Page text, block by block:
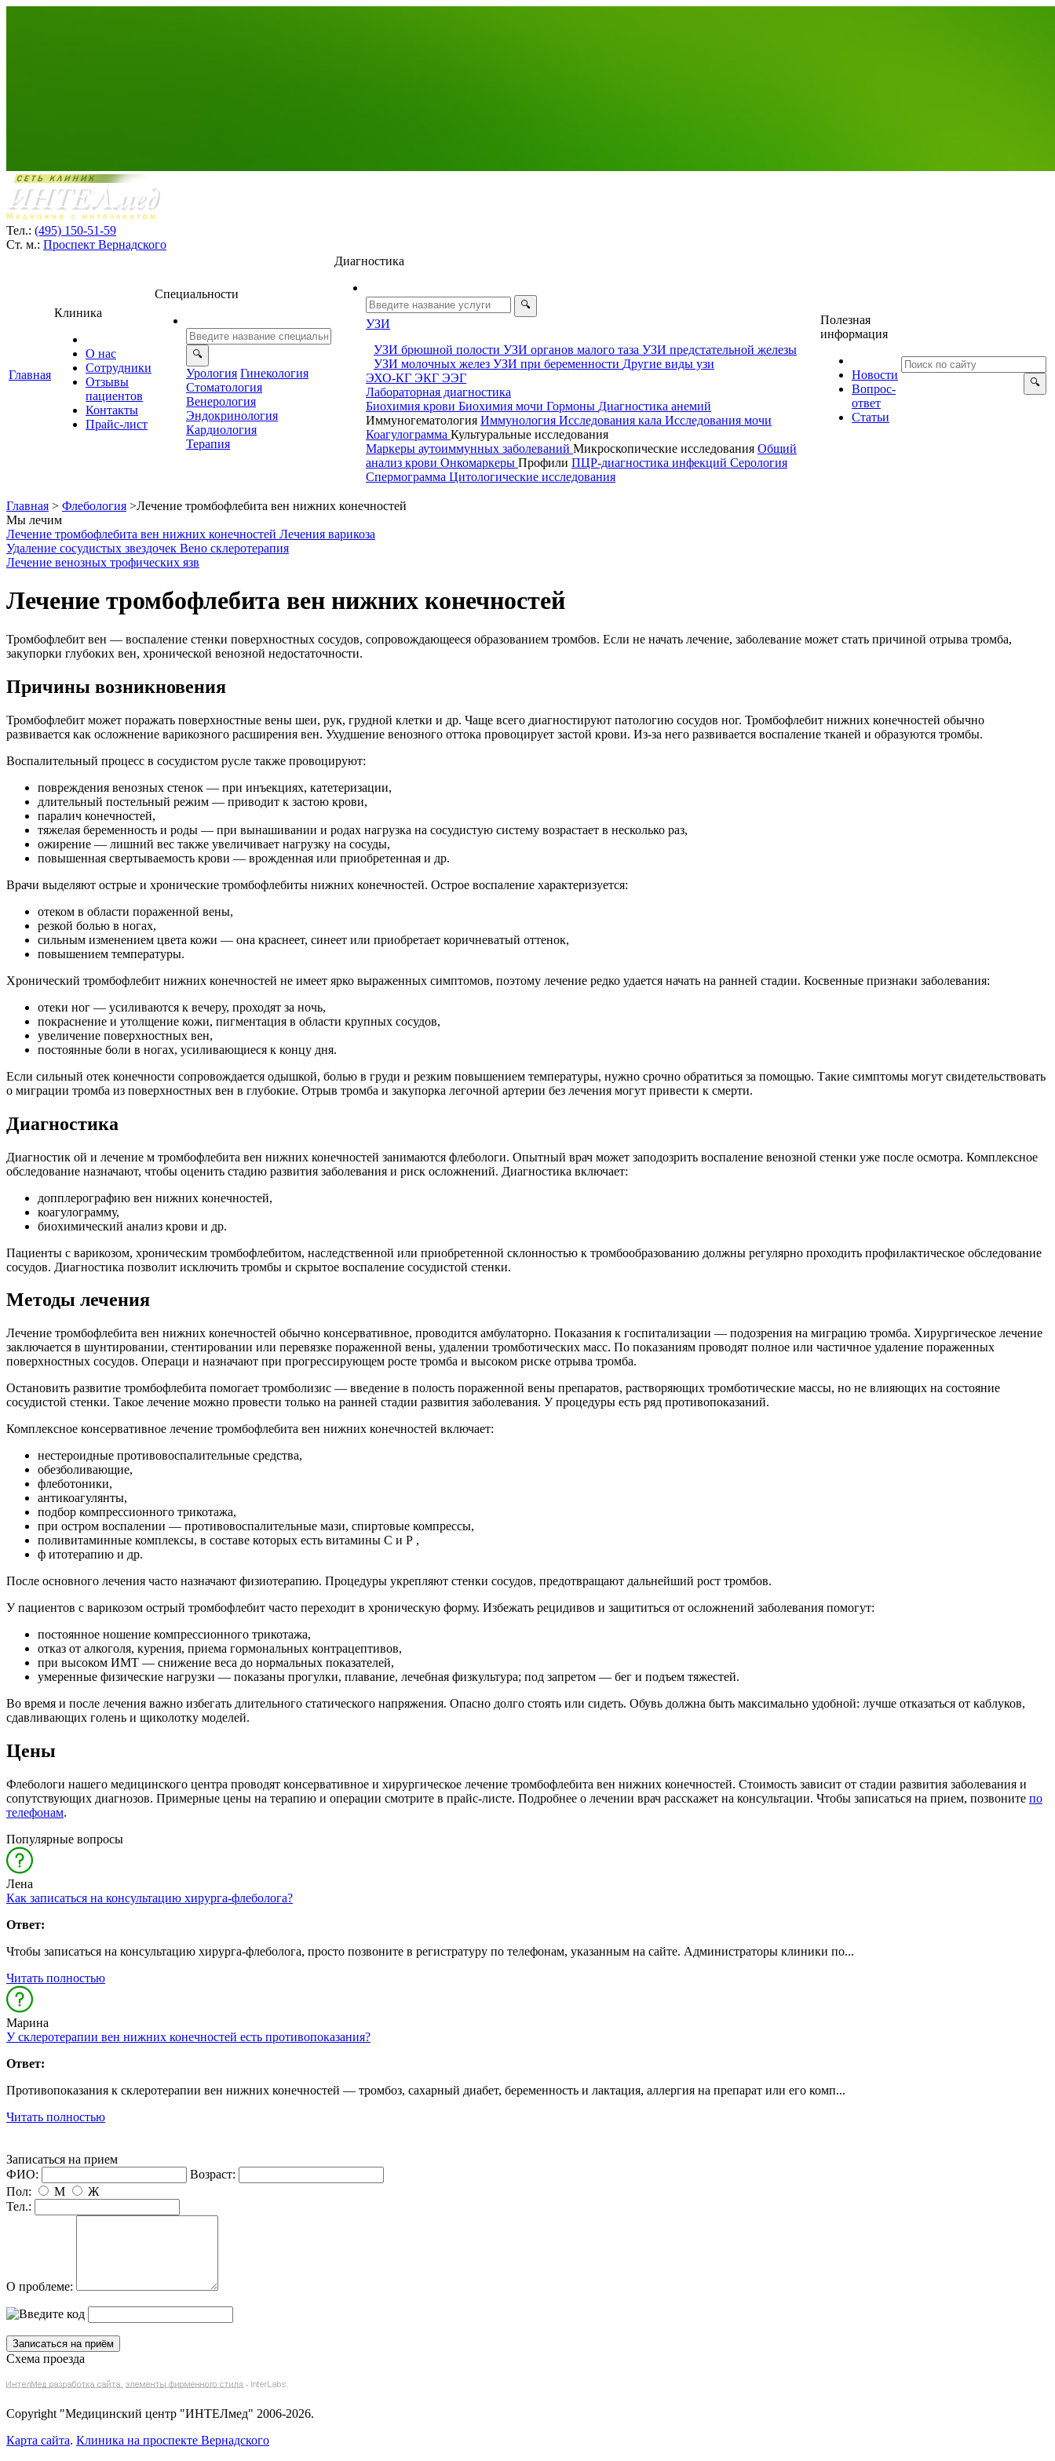
Тел.: (495) 150-51-59
Ст. м.: Проспект Вернадского
Главная
Клиника
О нас
Сотрудники
Отзывы
ациенто
Контакты
Прайс-лист
Специальности
Урология Гинекология
Стоматология
енерология
Эндокринология
Кардиология
Терапия
Диагностика
УЗИ
УЗИ брюшной полости УЗИ органов малого таза УЗИ предстательной железы
УЗИ молочных желез УЗИ при беременности Другие виды узи
ЭХО-КГ ЭКГ ЭЭГ
Лабораторная диагностика
Биохимия крови Биохимия мочи Гормоны Диагностика анемий
Иммуногематология Иммунология Исследования кала Исследования мочи
Коагулограмма Культуральные исследования
Маркеры аутоиммунных заболеваний Микроскопические исследования Общий
анализ крови Онкомаркеры Профили ПЦР-диагностика инфекций Серология
Спермограмма Цитологические исследования
Полезная
информация
Новости
опрос-
ответ
Статьи
Главная > Флебология >Лечение тромбофлебита вен нижних конечностей
Мы лечим
Лечение тромбофлебита вен нижних конечностей Лечения варикоза
Удаление сосудистых звездочек ено склеротерапия
Лечение венозных трофических яз
Лечение тромбофлебита вен нижних конечностей
Тромбофлебит вен — воспаление стенки поверхностных сосудов, сопровождающееся образованием тромбов. Если не начать лечение, заболевание может стать причиной отрыва тромба,
закупорки глубоких вен, хронической венозной недостаточности.
Причины возникновения
Тромбофлебит может поражать поверхностные вены шеи, рук, грудной клетки и др. Чаще всего диагностируют патологию сосудов ног. Тромбофлебит нижних конечностей обычно
развивается как осложнение варикозного расширения вен. Ухудшение венозного оттока провоцирует застой крови. Из-за него развивается воспаление тканей и образуются тромбы.
оспалительный процесс в сосудистом русле также провоцируют:
овреждения венозных стенок — при инъекциях, катетеризации,
длительный постельный режим — приводит к застою крови,
аралич конечностей,
тяжелая беременность и роды — при вынашивании и родах нагрузка на сосудистую систему возрастает в несколько раз,
ожирение — лишний вес также увеличивает нагрузку на сосуды,
овышенная свертываемость крови — врожденная или приобретенная и др.
рачи выделяют острые и хронические тромбофлебиты нижних конечностей. Острое воспаление характеризуется:
отеком в области пораженной вены,
резкой болью в ногах,
сильным изменением цвета кожи — она краснеет, синеет или приобретает коричневатый оттенок,
овышением температуры.
Хронический тромбофлебит нижних конечностей не имеет ярко выраженных симптомов, поэтому лечение редко удается начать на ранней стадии. Косвенные признаки заболевания:
отеки ног — усиливаются к вечеру, проходят за ночь,
окраснение и утолщение кожи, пигментация в области крупных сосудов,
увеличение поверхностных вен,
остоянные боли в ногах, усиливающиеся к концу дня.
Если сильный отек конечности сопровождается одышкой, болью в груди и резким повышением температуры, нужно срочно обратиться за помощью. Такие симптомы могут свидетельствовать
о миграции тромба из поверхностных вен в глубокие. Отрыв тромба и закупорка легочной артерии без лечения могут привести к смерти.
Диагностика
Диагностик ой и лечение м тромбофлебита вен нижних конечностей занимаются флебологи. Опытный врач может заподозрить воспаление венозной стенки уже после осмотра. Комплексное
обследование назначают, чтобы оценить стадию развития заболевания и риск осложнений. Диагностика включает:
допплерографию вен нижних конечностей,
коагулограмму,
иохимический анализ крови и др.
Пациенты с варикозом, хроническим тромбофлебитом, наследственной или приобретенной склонностью к тромбообразованию должны регулярно проходить профилактическое обследование
сосудов. Диагностика позволит исключить тромбы и скрытое воспаление сосудистой стенки.
Методы лечения
Лечение тромбофлебита вен нижних конечностей обычно консервативное, проводится амбулаторно. Показания к госпитализации — подозрения на миграцию тромба. Хирургическое лечение
заключается в шунтировании, стентировании или перевязке пораженной вены, удалении тромботических масс. По показаниям проводят полное или частичное удаление пораженных
оверхностных сосудов. Операци и назначают при прогрессирующем росте тромба и высоком риске отрыва тромба.
Остановить развитие тромбофлебита помогает тромболизис — введение в полость пораженной вены препаратов, растворяющих тромботические массы, но не влияющих на состояние
сосудистой стенки. Такое лечение можно провести только на ранней стадии развития заболевания. У процедуры есть ряд противопоказаний.
Комплексное консервативное лечение тромбофлебита вен нижних конечностей включает:
нестероидные противовоспалительные средства,
обезболивающие,
флеботоники,
антикоагулянты,
одбор компрессионного трикотажа,
ри остром воспалении — противовоспалительные мази, спиртовые компрессы,
оливитаминные комплексы, в составе которых есть витамины С и Р ,
ф итотерапию и др.
После основного лечения часто назначают физиотерапию. Процедуры укрепляют стенки сосудов, предотвращают дальнейший рост тромбов.
У пациентов с варикозом острый тромбофлебит часто переходит в хроническую форму. Избежать рецидивов и защититься от осложнений заболевания помогут:
остоянное ношение компрессионного трикотажа,
отказ от алкоголя, курения, приема гормональных контрацептивов,
ри высоком ИМТ — снижение веса до нормальных показателей,
умеренные физические нагрузки — показаны прогулки, плавание, лечебная физкультура; под запретом — бег и подъем тяжестей.
о время и после лечения важно избегать длительного статического напряжения. Опасно долго стоять или сидеть. Обувь должна быть максимально удобной: лучше отказаться от каблуков,
сдавливающих голень и щиколотку моделей.
Цены
Флебологи нашего медицинского центра проводят консервативное и хирургическое лечение тромбофлебита вен нижних конечностей. Стоимость зависит от стадии развития заболевания и
сопутствующих диагнозов. Примерные цены на терапию и операции смотрите в прайс-листе. Подробнее о лечении врач расскажет на консультации. Чтобы записаться на прием, позвоните о
телефонам.
Популярные вопросы
Лена
Как записаться на консультацию хирурга-флеболога?
Ответ:
Чтобы записаться на консультацию хирурга-флеболога, просто позвоните в регистратуру по телефонам, указанным на сайте. Администраторы клиники по...
Читать полностью
Марина
У склеротерапии вен нижних конечностей есть противопоказания?
Ответ:
Противопоказания к склеротерапии вен нижних конечностей — тромбоз, сахарный диабет, беременность и лактация, аллергия на препарат или его комп...
Читать полностью
Записаться на прием
ФИО:
озраст:
Пол:
М
Ж
Тел.:
О проблеме:
Схема проезда
Copyright "Медицинский центр "ИНТЕЛмед" 2006-2026.
Карта сайта. Клиника на проспекте Вернадского